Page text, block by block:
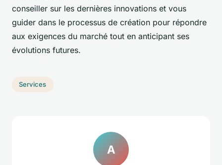
conseiller sur les dernières innovations et vous
guider dans le processus de création pour répondre
aux exigences du marché tout en anticipant ses
évolutions futures.
Services
A